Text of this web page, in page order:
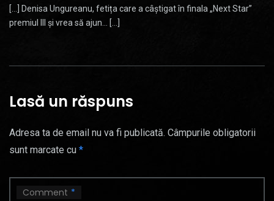
[…] Denisa Ungureanu, fetița care a câștigat în finala „Next Star”
premiul III și vrea să ajun… […]
Lasă un răspuns
Adresa ta de email nu va fi publicată. Câmpurile obligatorii
sunt marcate cu *
Comment *